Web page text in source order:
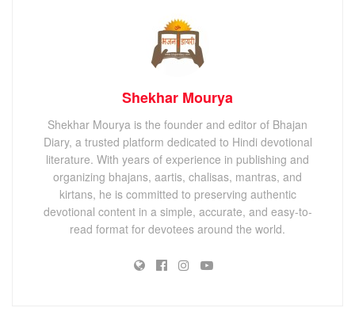
Shekhar Mourya
Shekhar Mourya is the founder and editor of Bhajan
Diary, a trusted platform dedicated to Hindi devotional
literature. With years of experience in publishing and
organizing bhajans, aartis, chalisas, mantras, and
kirtans, he is committed to preserving authentic
devotional content in a simple, accurate, and easy-to-
read format for devotees around the world.